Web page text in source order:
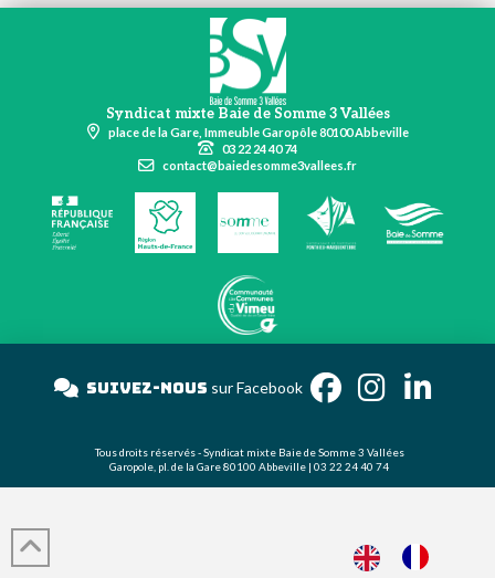
Syndicat mixte Baie de Somme 3 Vallées
place de la Gare, Immeuble Garopôle 80100 Abbeville
03 22 24 40 74
contact@baiedesomme3vallees.fr
Suivez-nous sur Facebook
Tous droits réservés - Syndicat mixte Baie de Somme 3 Vallées
Garopole, pl. de la Gare 80100 Abbeville | 03 22 24 40 74